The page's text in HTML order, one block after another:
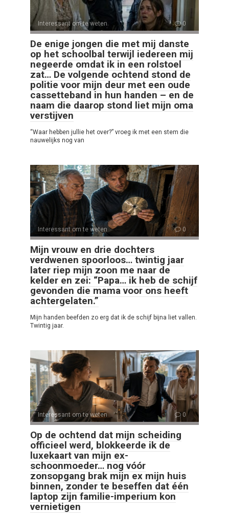
Interessant om te weten 0
De enige jongen die met mij danste
op het schoolbal terwijl iedereen mij
negeerde omdat ik in een rolstoel
zat… De volgende ochtend stond de
politie voor mijn deur met een oude
cassetteband in hun handen – en de
naam die daarop stond liet mijn oma
verstijven
“Waar hebben jullie het over?” vroeg ik met een stem die
nauwelijks nog van
Interessant om te weten 0
Mijn vrouw en drie dochters
verdwenen spoorloos… twintig jaar
later riep mijn zoon me naar de
kelder en zei: “Papa… ik heb de schijf
gevonden die mama voor ons heeft
achtergelaten.”
Mijn handen beefden zo erg dat ik de schijf bijna liet vallen.
Twintig jaar.
Interessant om te weten 0
Op de ochtend dat mijn scheiding
officieel werd, blokkeerde ik de
luxekaart van mijn ex-
schoonmoeder… nog vóór
zonsopgang brak mijn ex mijn huis
binnen, zonder te beseffen dat één
laptop zijn familie-imperium kon
vernietigen